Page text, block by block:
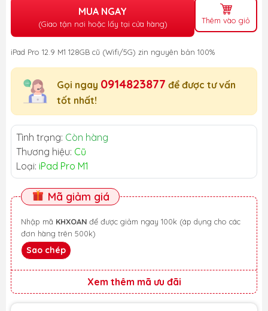
MUA NGAY
(Giao tận nơi hoặc lấy tại cửa hàng) Thêm vào giỏ
iPad Pro 12.9 M1 128GB cũ (Wifi/5G) zin nguyên bản 100%
Gọi ngay 0914823877 để được tư vấn
tốt nhất!
Tình trạng: Còn hàng
Thương hiệu: Cũ
Loại: iPad Pro M1
Mã giảm giá
Nhập mã KHXOAN
đơn hàng trên 500k)
Sao chép
Xem thêm mã ưu đãi